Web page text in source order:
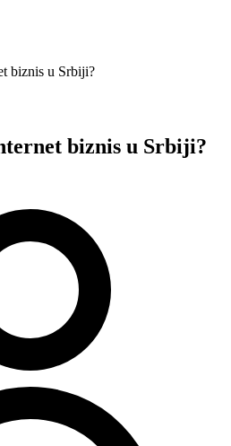
biznis u Srbiji?
biznis u Srbiji?